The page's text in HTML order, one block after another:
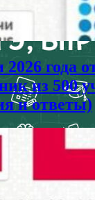
года
из 500
и ответы)